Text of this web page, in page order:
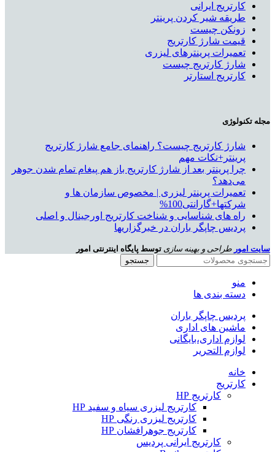
کارتریج ایرانی
طریقه شیر کردن پرینتر
زونکن چیست
قیمت شارژ کارتریج
تعمیرات پرینترهای لیزری
شارژ کارتریج چیست
کارتریج استارتر
مجله تکنولوژی
شارژ کارتریج چیست؟ راهنمای جامع شارژ کارتریج
پرینتر+نکات مهم
چرا پرینتر بعد از شارژ کارتریج باز هم پیغام تمام شدن جوهر
می‌دهد؟
تعمیرات پرینتر لیزری | مخصوص سازمان ها و
شرکتها+گارانتی100%
راه های شناسایی و شناخت کارتریج اورجینال و اصلی
پردیس چاپگر باران در خبرگزاریها
سایت امور طراحی و بهینه سازی توسط پایگاه اینترنتی امور
جستجو
منو
دسته بندی ها
پردیس چاپگر باران
ماشین های اداری
لوازم اداری،بایگانی
لوازم التحریر
خانه
کارتریج
کارتریج HP
کارتریج لیزری سیاه و سفید HP
کارتریج لیزری رنگی HP
کارتریج جوهرافشان HP
کارتریج ایرانی پردیس